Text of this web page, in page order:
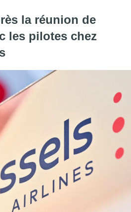
la réunion de
les pilotes chez